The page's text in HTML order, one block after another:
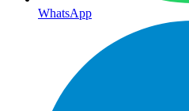
WhatsApp